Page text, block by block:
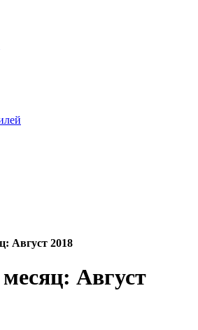
Август 2018
Август